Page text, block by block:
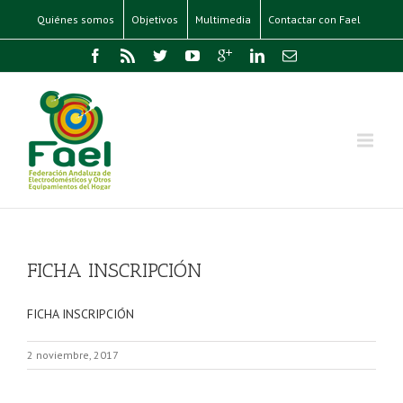
Quiénes somos Objetivos Multimedia Contactar con Fael
FICHA INSCRIPCIÓN
FICHA INSCRIPCIÓN
2 noviembre, 2017